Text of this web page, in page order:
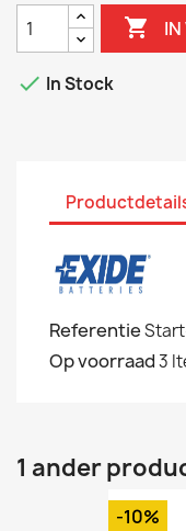

 In Stock
Referentie
Op voorraad3
1 ander
-10%